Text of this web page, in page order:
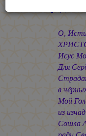
О,
Исус
Для
в
Мой
из
Сошла